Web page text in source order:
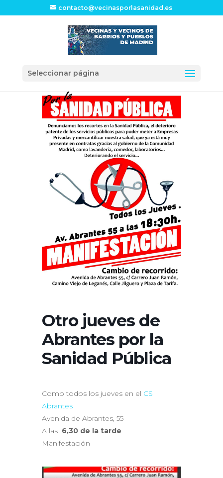
contacto@vecinasporlasanidad.es
Seleccionar página
Otro jueves de
Abrantes por la
Sanidad Pública
Como todos los jueves en el CS
Abrantes
Avenida de Abrantes, 55
A las 6,30 de la tarde
Manifestación